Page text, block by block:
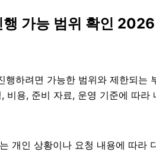
행 가능 범위 확인
행하려면 가능한 범위와 제한되
비용, 준비 자료, 운영 기준에 따
개인 상황이나 요청 내용에 따라